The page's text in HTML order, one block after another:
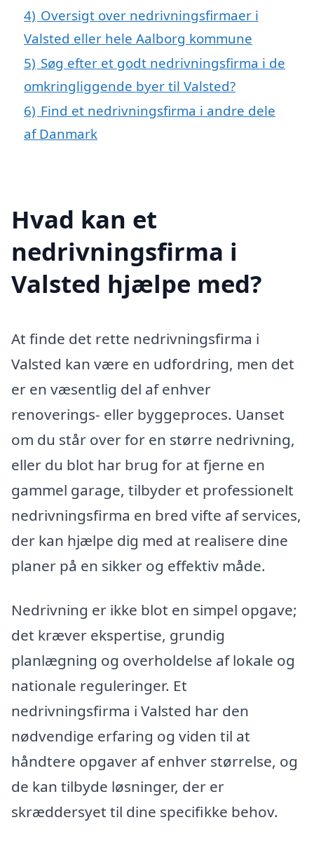
4) Oversigt over nedrivningsfirmaer i
Valsted eller hele Aalborg kommune
5) Søg efter et godt nedrivningsfirma i de
omkringliggende byer til Valsted?
6) Find et nedrivningsfirma i andre dele
af Danmark
Hvad kan et
nedrivningsfirma i
Valsted hjælpe med?
At finde det rette nedrivningsfirma i
Valsted kan være en udfordring, men det
er en væsentlig del af enhver
renoverings- eller byggeproces. Uanset
om du står over for en større nedrivning,
eller du blot har brug for at fjerne en
gammel garage, tilbyder et professionelt
nedrivningsfirma en bred vifte af services,
der kan hjælpe dig med at realisere dine
planer på en sikker og effektiv måde.
Nedrivning er ikke blot en simpel opgave;
det kræver ekspertise, grundig
planlægning og overholdelse af lokale og
nationale reguleringer. Et
nedrivningsfirma i Valsted har den
nødvendige erfaring og viden til at
håndtere opgaver af enhver størrelse, og
de kan tilbyde løsninger, der er
skræddersyet til dine specifikke behov.